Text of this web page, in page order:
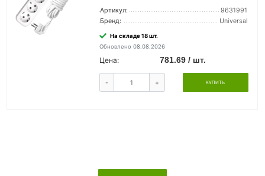
Артикул:
9631991
Бренд:
Universal
На складе 18 шт.
Обновлено 08.08.2026
Цена: 781.69 / шт.
- + КУПИТЬ